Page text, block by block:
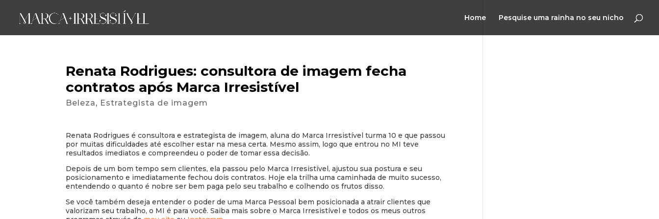
Home Pesquise uma rainha no seu nicho
Renata Rodrigues: consultora de imagem fecha
contratos após Marca Irresistível
Beleza, Estrategista de imagem
Renata Rodrigues é consultora e estrategista de imagem, aluna do Marca Irresistível turma 10 e que passou
por muitas dificuldades até escolher estar na mesa certa. Mesmo assim, logo que entrou no MI teve
resultados imediatos e compreendeu o poder de tomar essa decisão.
Depois de um bom tempo sem clientes, ela passou pelo Marca Irresistível, ajustou sua postura e seu
posicionamento e imediatamente fechou dois contratos. Hoje ela trilha uma caminhada de muito sucesso,
entendendo o quanto é nobre ser bem paga pelo seu trabalho e colhendo os frutos disso.
Se você também deseja entender o poder de uma Marca Pessoal bem posicionada a atrair clientes que
valorizam seu trabalho, o MI é para você. Saiba mais sobre o Marca Irresistível e todos os meus outros